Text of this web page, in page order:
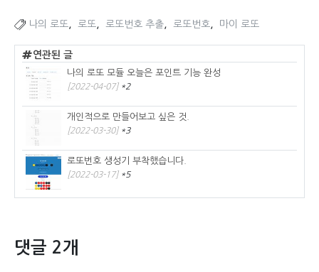
나의 로또, 로또, 로또번호 추출, 로또번호, 마이 로또
연관된 글
나의 로또 모듈 오늘은 포인트 기능 완성
[2022-04-07] *2
개인적으로 만들어보고 싶은 것.
[2022-03-30] *3
로또번호 생성기 부착했습니다.
[2022-03-17] *5
댓글 2개